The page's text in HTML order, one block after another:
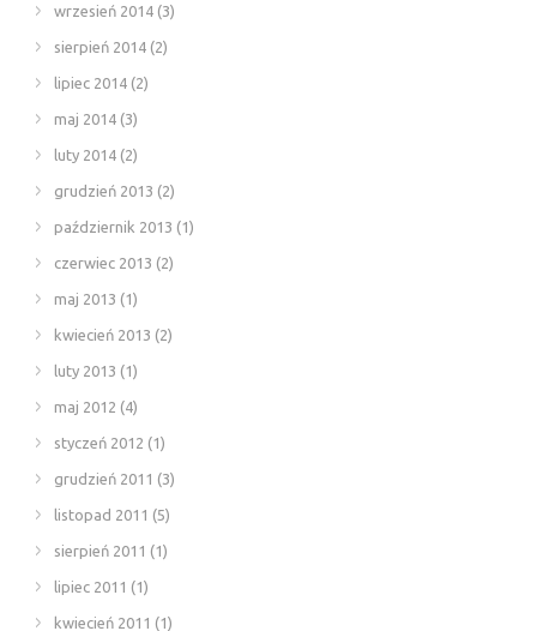
wrzesień 2014 (3)
sierpień 2014 (2)
lipiec 2014 (2)
maj 2014 (3)
luty 2014 (2)
grudzień 2013 (2)
październik 2013 (1)
czerwiec 2013 (2)
maj 2013 (1)
kwiecień 2013 (2)
luty 2013 (1)
maj 2012 (4)
styczeń 2012 (1)
grudzień 2011 (3)
listopad 2011 (5)
sierpień 2011 (1)
lipiec 2011 (1)
kwiecień 2011 (1)